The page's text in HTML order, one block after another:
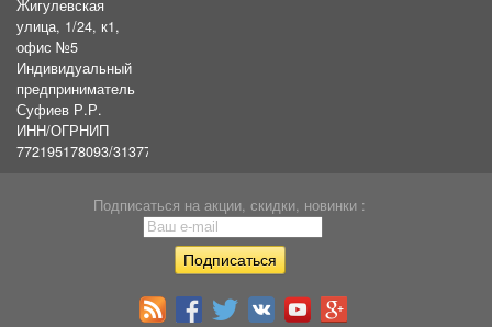
Жигулевская
улица, 1/24, к1,
офис №5
Индивидуальный
предприниматель
Суфиев Р.Р.
ИНН/ОГРНИП
772195178093/31377461610054
Подписаться на акции, скидки, новинки :